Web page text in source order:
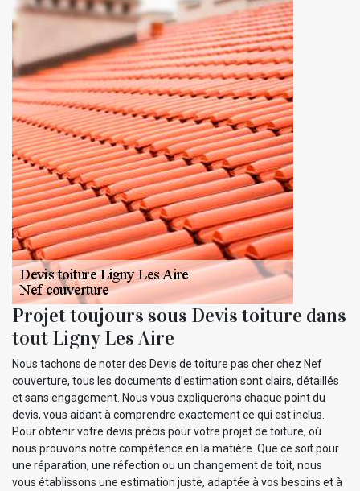
Projet toujours sous Devis toiture dans
tout Ligny Les Aire
Nous tachons de noter des Devis de toiture pas cher chez Nef
couverture, tous les documents d’estimation sont clairs, détaillés
et sans engagement. Nous vous expliquerons chaque point du
devis, vous aidant à comprendre exactement ce qui est inclus.
Pour obtenir votre devis précis pour votre projet de toiture, où
nous prouvons notre compétence en la matière. Que ce soit pour
une réparation, une réfection ou un changement de toit, nous
vous établissons une estimation juste, adaptée à vos besoins et à